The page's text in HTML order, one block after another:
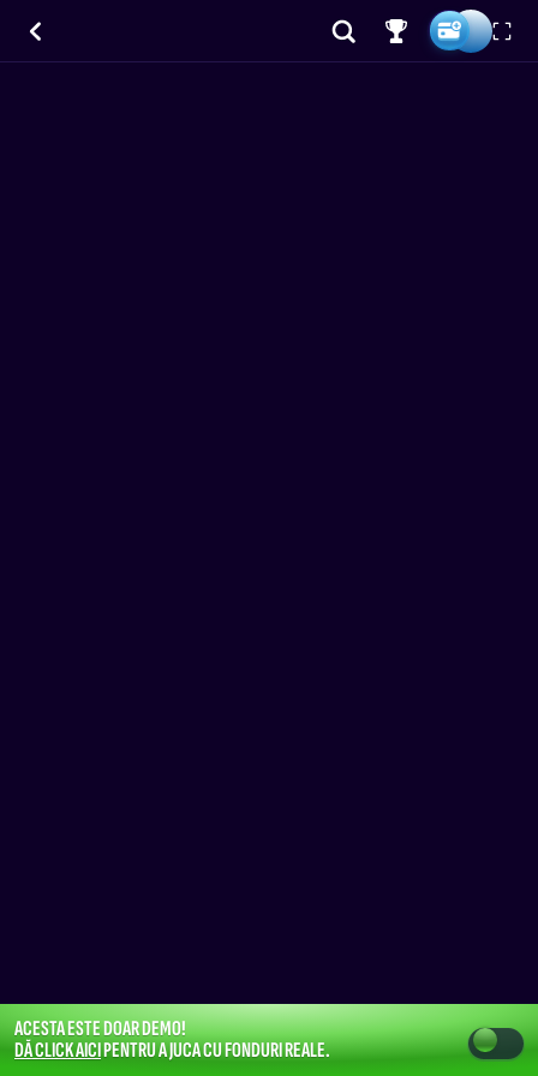
ACESTA ESTE DOAR DEMO!
DĂ CLICK AICIPENTRU A JUCA CU FONDURI REALE.